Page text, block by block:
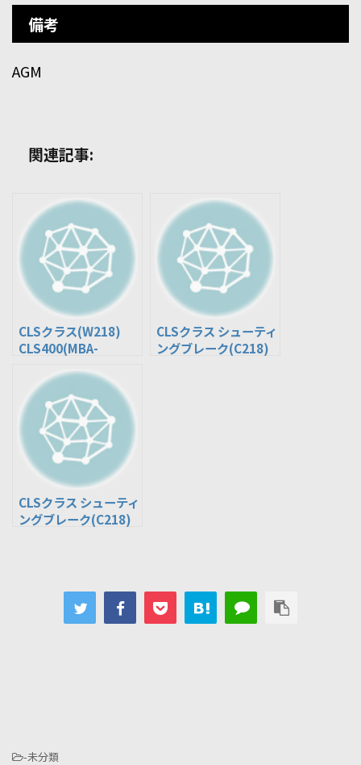
備考
AGM
関連記事:
CLSクラス(W218)
CLS400(MBA-
CLSクラス シューティ
ングブレーク(C218)
CLSクラス シューティ
ングブレーク(C218)
-未分類